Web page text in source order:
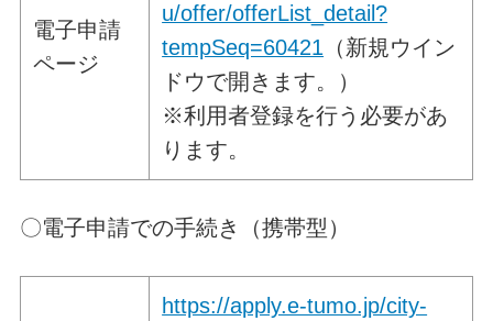
電子申請
ページ
u/offer/offerList_detail?
tempSeq=60421 （新規ウイン
ドウで開きます。）
※利用者登録を行う必要があ
ります。
〇電子申請での手続き（携帯型）
https://apply.e-tumo.jp/city-